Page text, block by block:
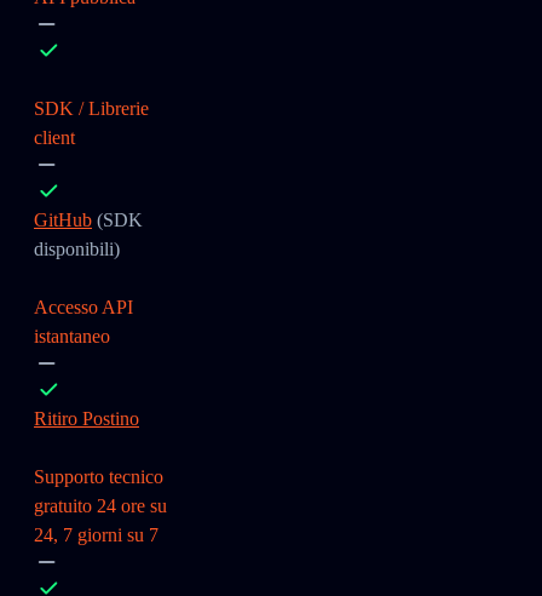
SDK / Librerie
client
GitHub (SDK
disponibili)
Accesso API
istantaneo
Ritiro Postino
Supporto tecnico
gratuito 24 ore su
24, 7 giorni su 7